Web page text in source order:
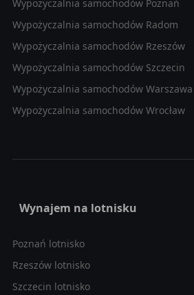
Wypożyczalnia samochodów Poznań
Wypożyczalnia samochodów Radom
Wypożyczalnia samochodów Rzeszów
Wypożyczalnia samochodów Szczecin
Wypożyczalnia samochodów Warszawa
Wypożyczalnia samochodów Wrocław
Wynajem na lotnisku
Poznań lotnisko
Rzeszów lotnisko
Szczecin lotnisko